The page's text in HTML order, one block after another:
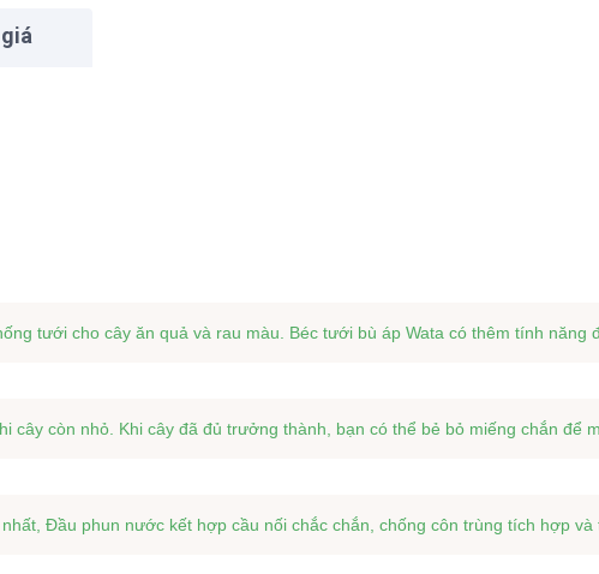
tưới cho cây ăn quả và rau màu. Béc tưới bù áp Wata có thêm tính
cây còn nhỏ. Khi cây đã đủ trưởng thành, bạn có thể bẻ bỏ miếng chắn để
Đầu phun nước kết hợp cầu nối chắc chắn, chống côn trùng tích hợp